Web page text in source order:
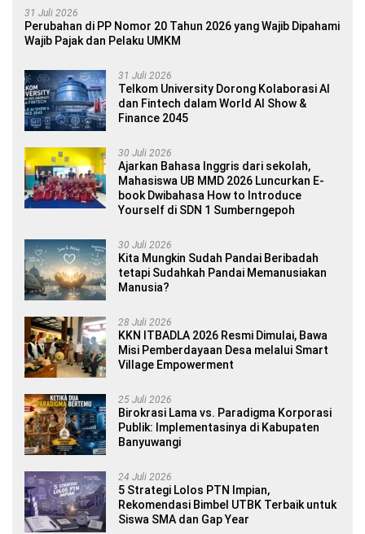
31 Juli 2026
Perubahan di PP Nomor 20 Tahun 2026 yang Wajib Dipahami
Wajib Pajak dan Pelaku UMKM
31 Juli 2026
Telkom University Dorong Kolaborasi AI
dan Fintech dalam World AI Show &
Finance 2045
30 Juli 2026
Ajarkan Bahasa Inggris dari sekolah,
Mahasiswa UB MMD 2026 Luncurkan E-
book Dwibahasa How to Introduce
Yourself di SDN 1 Sumberngepoh
30 Juli 2026
Kita Mungkin Sudah Pandai Beribadah
tetapi Sudahkah Pandai Memanusiakan
Manusia?
28 Juli 2026
KKN ITBADLA 2026 Resmi Dimulai, Bawa
Misi Pemberdayaan Desa melalui Smart
Village Empowerment
25 Juli 2026
Birokrasi Lama vs. Paradigma Korporasi
Publik: Implementasinya di Kabupaten
Banyuwangi
24 Juli 2026
5 Strategi Lolos PTN Impian,
Rekomendasi Bimbel UTBK Terbaik untuk
Siswa SMA dan Gap Year